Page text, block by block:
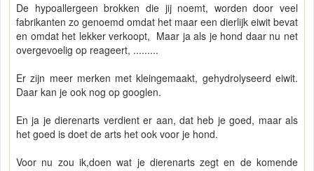
De hypoallergeen brokken die jij noemt, worden door veel
fabrikanten zo genoemd omdat het maar een dierlijk eiwit bevat
en omdat het lekker verkoopt, Maar ja als je hond daar nu net
overgevoelig op reageert, .........
Er zijn meer merken met kleingemaakt, gehydrolyseerd eiwit.
Daar kan je ook nog op googlen.
En ja je dierenarts verdient er aan, dat heb je goed, maar als
het goed is doet de arts het ook voor je hond.
Voor nu zou ik,doen wat je dierenarts zegt en de komende